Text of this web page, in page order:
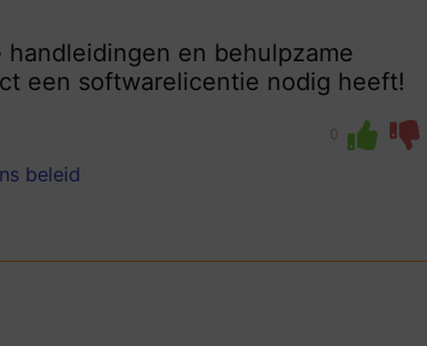
en behulpzame
een softwarelicentie nodig heeft!
0
beleid